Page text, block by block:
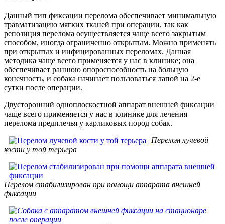
Данный тип фиксации перелома обеспечивает минимальную
травматизацию мягких тканей при операции, так как
репозиция перелома осуществляется чаще всего закрытым
способом, иногда ограниченно открытым. Можно применять
при открытых и инфицированных переломах. Данная
методика чаще всего применяется у нас в клинике; она
обеспечивает раннюю опороспособность на больную
конечность, и собака начинает пользоваться лапой на 2-е
сутки после операции.
Двусторонний одноплоскостной аппарат внешней фиксации
чаще всего применяется у нас в клинике для лечения
перелома предплечья у карликовых пород собак.
Перелом лучевой
кости у той терьера
Перелом стабилизирован при помощи аппарата внешней
фиксации